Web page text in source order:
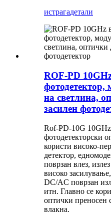
истрагадетали
ROF-PD
фотодетектор,
на светлина,
засилен
Rof-PD-10G
фотодетекторски
користи високо-
детектор,
поврзан влез,
високо
DC/AC поврзан
итн. Главно се
оптички преносен
влакна.